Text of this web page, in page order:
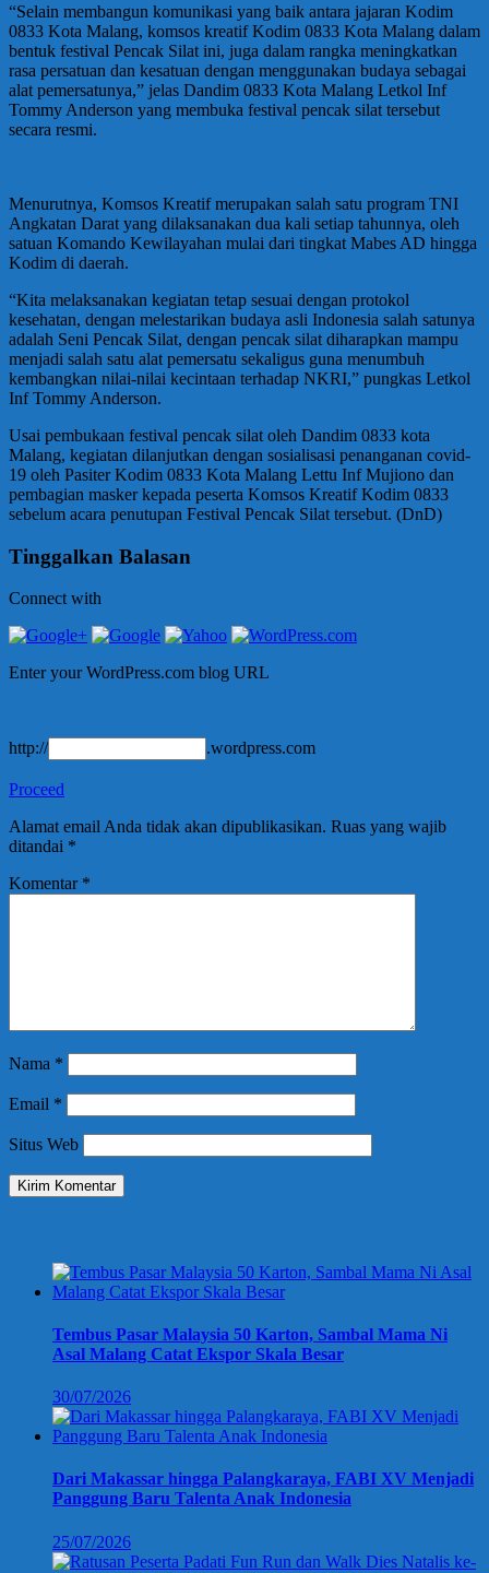
“Selain membangun komunikasi yang baik antara jajaran Kodim
0833 Kota Malang, komsos kreatif Kodim 0833 Kota Malang dalam
bentuk festival Pencak Silat ini, juga dalam rangka meningkatkan
rasa persatuan dan kesatuan dengan menggunakan budaya sebagai
alat pemersatunya,” jelas Dandim 0833 Kota Malang Letkol Inf
Tommy Anderson yang membuka festival pencak silat tersebut
secara resmi.
Menurutnya, Komsos Kreatif merupakan salah satu program TNI
Angkatan Darat yang dilaksanakan dua kali setiap tahunnya, oleh
satuan Komando Kewilayahan mulai dari tingkat Mabes AD hingga
Kodim di daerah.
“Kita melaksanakan kegiatan tetap sesuai dengan protokol
kesehatan, dengan melestarikan budaya asli Indonesia salah satunya
adalah Seni Pencak Silat, dengan pencak silat diharapkan mampu
menjadi salah satu alat pemersatu sekaligus guna menumbuh
kembangkan nilai-nilai kecintaan terhadap NKRI,” pungkas Letkol
Inf Tommy Anderson.
Usai pembukaan festival pencak silat oleh Dandim 0833 kota
Malang, kegiatan dilanjutkan dengan sosialisasi penanganan covid-
19 oleh Pasiter Kodim 0833 Kota Malang Lettu Inf Mujiono dan
pembagian masker kepada peserta Komsos Kreatif Kodim 0833
sebelum acara penutupan Festival Pencak Silat tersebut. (DnD)
Tinggalkan Balasan
Connect with
Enter your WordPress.com blog URL
http:// .wordpress.com
Proceed
Alamat email Anda tidak akan dipublikasikan. Ruas yang wajib
ditandai *
Komentar *
Nama *
Email *
Situs Web
Tembus Pasar Malaysia 50 Karton, Sambal Mama Ni
Asal Malang Catat Ekspor Skala Besar
30/07/2026
Dari Makassar hingga Palangkaraya, FABI XV Menjadi
Panggung Baru Talenta Anak Indonesia
25/07/2026